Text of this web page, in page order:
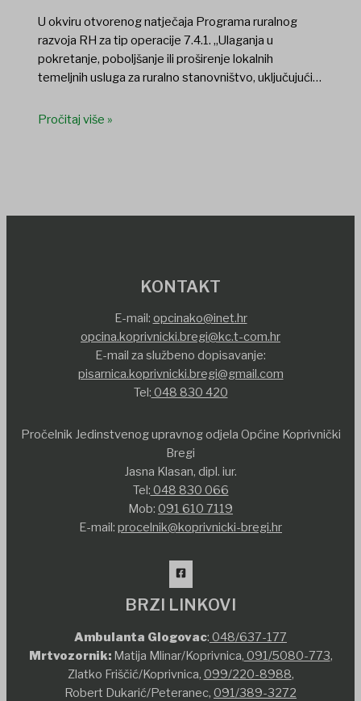
U okviru otvorenog natječaja Programa ruralnog
razvoja RH za tip operacije 7.4.1. „Ulaganja u
pokretanje, poboljšanje ili proširenje lokalnih
temeljnih usluga za ruralno stanovništvo, uključujući…
Pročitaj više »
KONTAKT
E-mail: opcinako@inet.hr
opcina.koprivnicki.bregi@kc.t-com.hr
E-mail za službeno dopisavanje:
pisarnica.koprivnicki.bregi@gmail.com
Tel: 048 830 420
Pročelnik Jedinstvenog upravnog odjela Općine Koprivnički
Bregi
Jasna Klasan, dipl. iur.
Tel: 048 830 066
Mob: 091 610 7119
E-mail: procelnik@koprivnicki-bregi.hr
BRZI LINKOVI
Ambulanta Glogovac: 048/637-177
Mrtvozornik:Matija Mlinar/Koprivnica, 091/5080-773,
Zlatko Friščić/Koprivnica, 099/220-8988,
Robert Dukarić/Peteranec, 091/389-3272